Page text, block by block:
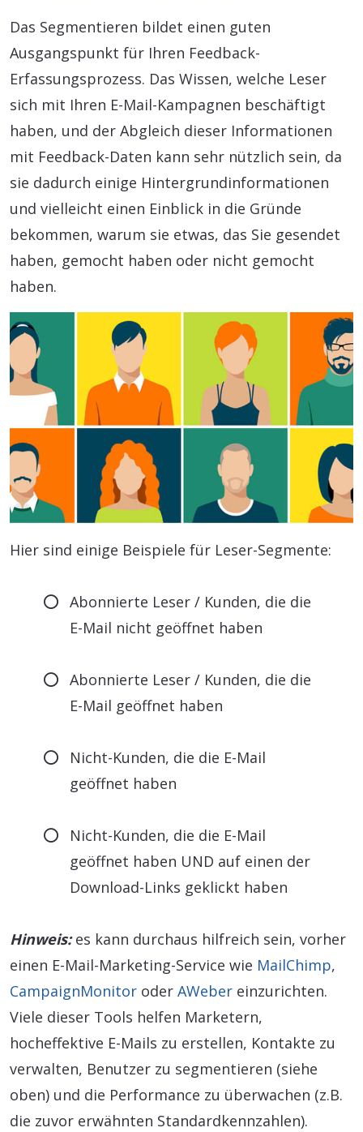
Das Segmentieren bildet einen guten
Ausgangspunkt für Ihren Feedback-
Erfassungsprozess. Das Wissen, welche Leser
sich mit Ihren E-Mail-Kampagnen beschäftigt
haben, und der Abgleich dieser Informationen
mit Feedback-Daten kann sehr nützlich sein, da
sie dadurch einige Hintergrundinformationen
und vielleicht einen Einblick in die Gründe
bekommen, warum sie etwas, das Sie gesendet
haben, gemocht haben oder nicht gemocht
haben.
Hier sind einige Beispiele für Leser-Segmente:
Abonnierte Leser / Kunden, die die
E-Mail nicht geöffnet haben
Abonnierte Leser / Kunden, die die
E-Mail geöffnet haben
Nicht-Kunden, die die E-Mail
geöffnet haben
Nicht-Kunden, die die E-Mail
geöffnet haben UND auf einen der
Download-Links geklickt haben
Hinweis:es kann durchaus hilfreich sein, vorher
einen E-Mail-Marketing-Service wie MailChimp,
CampaignMonitor oder AWeber einzurichten.
Viele dieser Tools helfen Marketern,
hocheffektive E-Mails zu erstellen, Kontakte zu
verwalten, Benutzer zu segmentieren (siehe
oben) und die Performance zu überwachen (z.B.
die zuvor erwähnten Standardkennzahlen).